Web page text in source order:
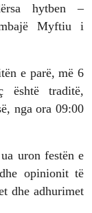
hytben –
Myftiu i
e parë, më 6
është traditë,
nga ora 09:00
uron festën e
opinionit të
dhe adhurimet